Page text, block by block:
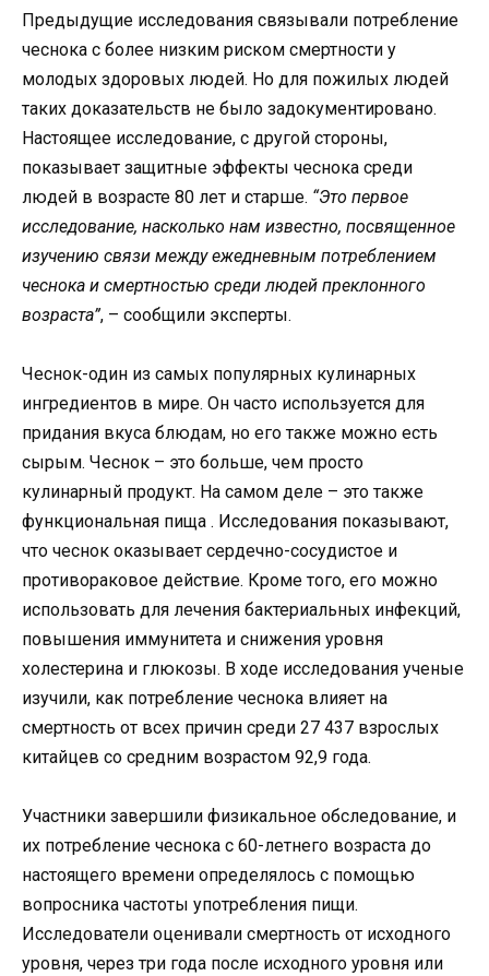
Предыдущие исследования связывали потребление
чеснока с более низким риском смертности у
молодых здоровых людей. Но для пожилых людей
таких доказательств не было задокументировано.
Настоящее исследование, с другой стороны,
показывает защитные эффекты чеснока среди
людей в возрасте 80 лет и старше. “Это первое
исследование, насколько нам известно, посвященное
изучению связи между ежедневным потреблением
чеснока и смертностью среди людей преклонного
возраста”, – сообщили эксперты.
Чеснок-один из самых популярных кулинарных
ингредиентов в мире. Он часто используется для
придания вкуса блюдам, но его также можно есть
сырым. Чеснок – это больше, чем просто
кулинарный продукт. На самом деле – это также
функциональная пища . Исследования показывают,
что чеснок оказывает сердечно-сосудистое и
противораковое действие. Кроме того, его можно
использовать для лечения бактериальных инфекций,
повышения иммунитета и снижения уровня
холестерина и глюкозы. В ходе исследования ученые
изучили, как потребление чеснока влияет на
смертность от всех причин среди 27 437 взрослых
китайцев со средним возрастом 92,9 года.
Участники завершили физикальное обследование, и
их потребление чеснока с 60-летнего возраста до
настоящего времени определялось с помощью
вопросника частоты употребления пищи.
Исследователи оценивали смертность от исходного
уровня, через три года после исходного уровня или